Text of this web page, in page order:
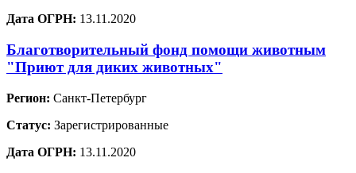
Дата ОГРН: 13.11.2020
Благотворительный фонд помощи животным
"Приют для диких животных"
Регион: Санкт-Петербург
Статус: Зарегистрированные
Дата ОГРН: 13.11.2020